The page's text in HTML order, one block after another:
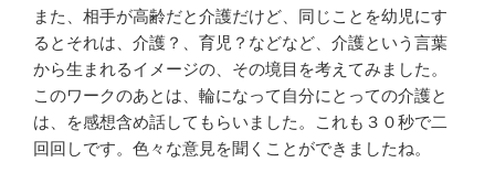
また、相手が高齢だと介護だけど、同じことを幼児にす
るとそれは、介護？、育児？などなど、介護という言葉
から生まれるイメージの、その境目を考えてみました。
このワークのあとは、輪になって自分にとっての介護と
は、を感想含め話してもらいました。これも３０秒で二
回回しです。色々な意見を聞くことができましたね。